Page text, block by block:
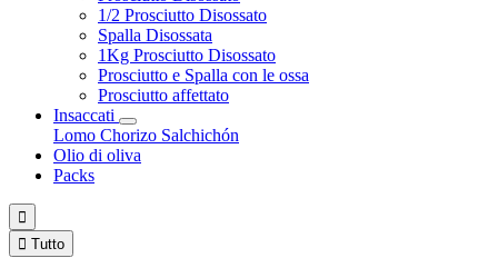
1/2 Prosciutto Disossato
Spalla Disossata
1Kg Prosciutto Disossato
Prosciutto e Spalla con le ossa
Prosciutto affettato
Insaccati
Lomo Chorizo Salchichón
Olio di oliva
Packs

 Tutto